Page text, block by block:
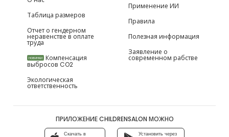
Таблица размеров
Отчет о гендерном
неравенстве в оплате
труда
НОВИНКИ Компенсация
выбросов CO2
Экологическая
ответственность
Применение ИИ
Правила
Полезная информация
Заявление о
современном рабстве
ПРИЛОЖЕНИЕ CHILDRENSALON МОЖНО
Скачать в Установить через